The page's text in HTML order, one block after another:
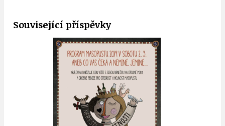
Související příspěvky